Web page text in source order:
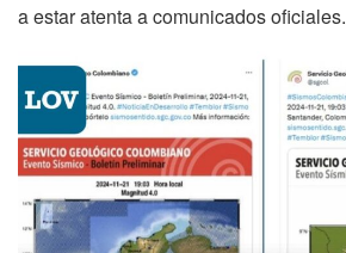
a estar atenta a comunicados oficiales.